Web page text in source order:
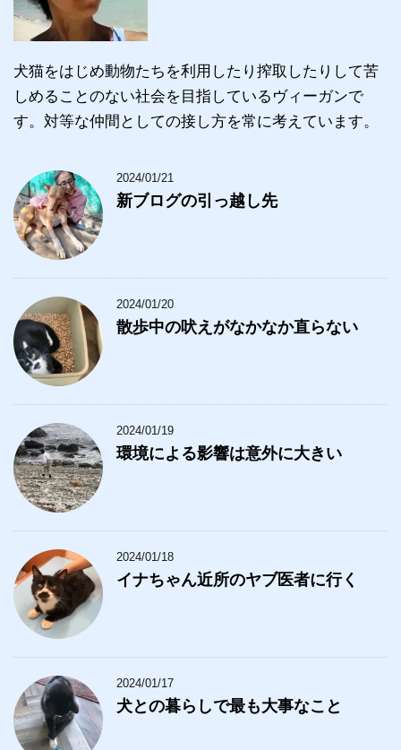
犬猫をはじめ動物たちを利用したり搾取したりして苦
しめることのない社会を目指しているヴィーガンで
す。対等な仲間としての接し方を常に考えています。
2024/01/21
新ブログの引っ越し先
2024/01/20
散歩中の吠えがなかなか直らない
2024/01/19
環境による影響は意外に大きい
2024/01/18
イナちゃん近所のヤブ医者に行く
2024/01/17
犬との暮らしで最も大事なこと